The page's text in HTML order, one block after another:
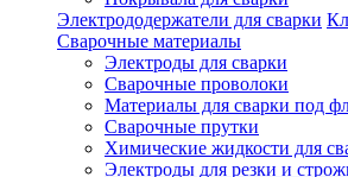
Электрододержатели для сварки
Сварочные материалы
Электроды для сварки
Сварочные проволоки
Материалы для сварки под
Сварочные прутки
Химические жидкости для
Электроды для резки и